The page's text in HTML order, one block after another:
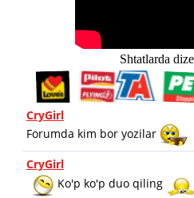
Shtatlarda